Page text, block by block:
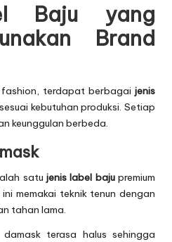
Baju yang
Brand
terdapat berbagai jenis
kebutuhan produksi. Setiap
keunggulan berbeda.
satu jenis label bajupremium
memakai teknik tenun dengan
tahan lama.
terasa halus sehingga